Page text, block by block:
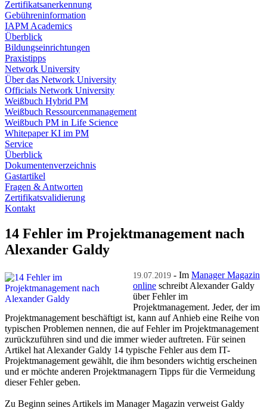
Zertifikatsanerkennung
Gebühreninformation
IAPM Academics
Überblick
Bildungseinrichtungen
Praxistipps
Network University
Über das Network University
Officials Network University
Weißbuch Hybrid PM
Weißbuch Ressourcenmanagement
Weißbuch PM in Life Science
Whitepaper KI im PM
Service
Überblick
Dokumentenverzeichnis
Gastartikel
Fragen & Antworten
Zertifikatsvalidierung
Kontakt
14 Fehler im Projektmanagement nach
Alexander Galdy
19.07.2019 - Im Manager Magazin
online schreibt Alexander Galdy
über Fehler im
Projektmanagement. Jeder, der im
Projektmanagement beschäftigt ist, kann auf Anhieb eine Reihe von
typischen Problemen nennen, die auf Fehler im Projektmanagement
zurückzuführen sind und die immer wieder auftreten. Für seinen
Artikel hat Alexander Galdy 14 typische Fehler aus dem IT-
Projektmanagement gewählt, die ihm besonders wichtig erscheinen
und er möchte anderen Projektmanagern Tipps für die Vermeidung
dieser Fehler geben.
Zu Beginn seines Artikels im Manager Magazin verweist Galdy